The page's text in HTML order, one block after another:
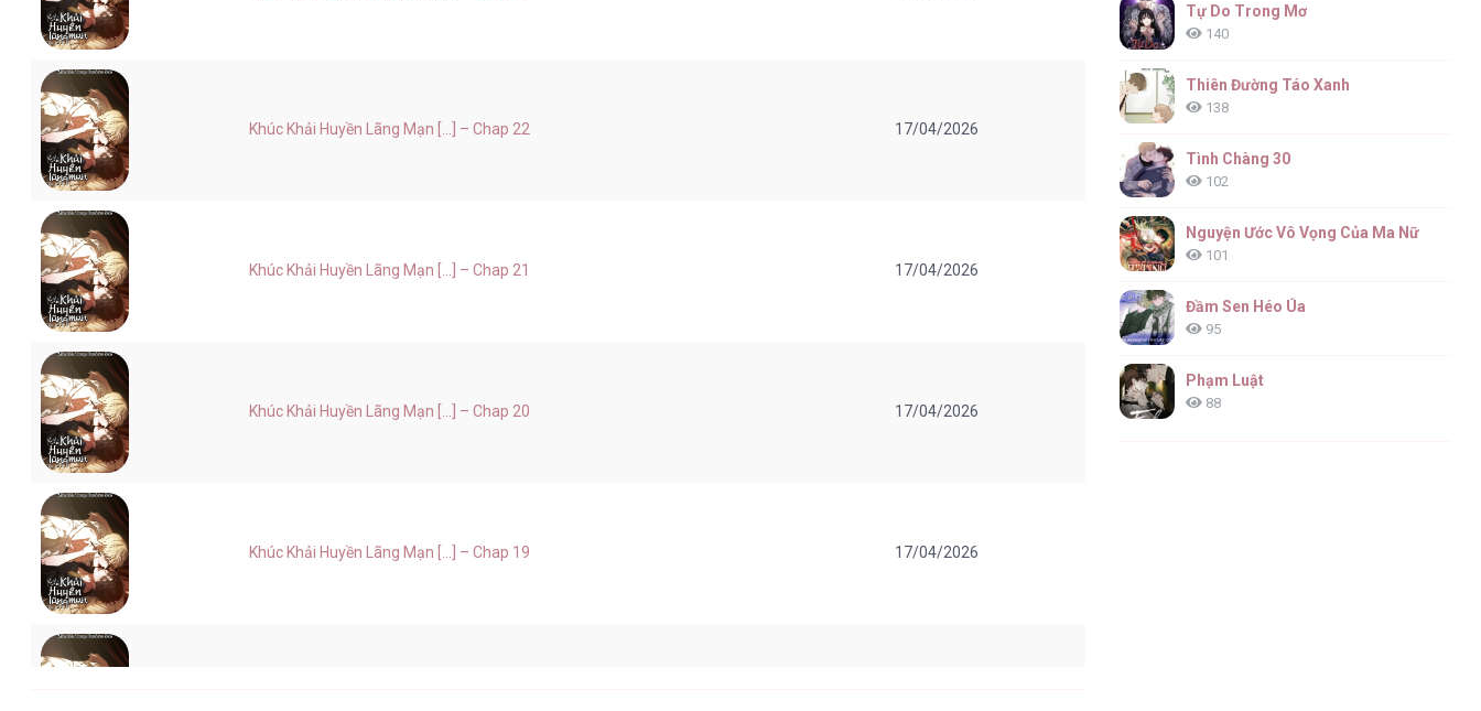
Khúc Khải Huyền Lãng Mạn [...] – Chap 22 17/04/2026
Khúc Khải Huyền Lãng Mạn [...] – Chap 21 17/04/2026
Khúc Khải Huyền Lãng Mạn [...] – Chap 20 17/04/2026
Khúc Khải Huyền Lãng Mạn [...] – Chap 19 17/04/2026
Tự Do Trong Mơ
140
Thiên Đường Táo Xanh
138
Tình Chàng 30
102
Nguyện Ước Vô Vọng Của Ma Nữ
101
Đầm Sen Héo Úa
95
Phạm Luật
88